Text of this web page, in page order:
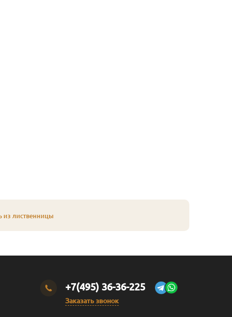
из лиственницы
+7(495) 36-36-225
Заказать звонок